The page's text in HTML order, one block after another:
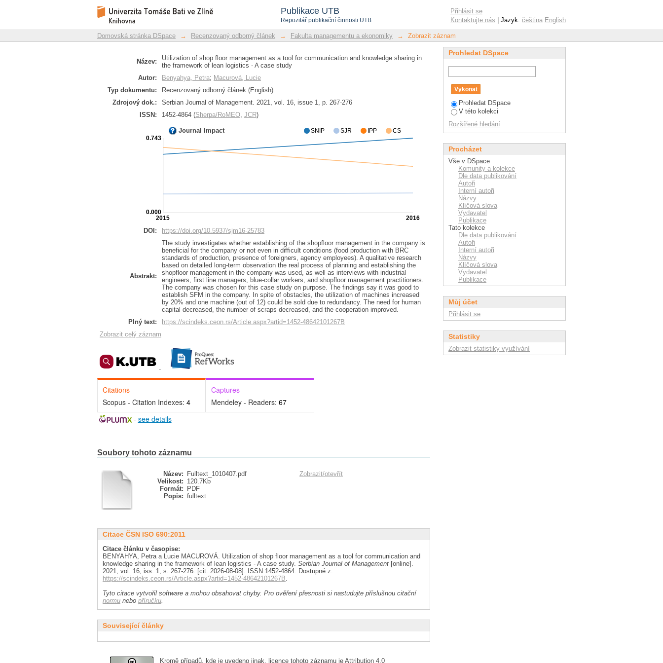
Publikace UTB
Repozitář publikační činnosti UTB
Utilization of shop floor management as a tool for communication and knowledge
sharing in the framework of lean logistics - A case study
Repozitář DSpace/Manakin
Přihlásit se
Kontaktujte nás | Jazyk: čeština English
Domovská stránka DSpace → Recenzovaný odborný článek → Fakulta managementu a ekonomiky → Zobrazit záznam
Název:
Utilization of shop floor management as a tool for communication and knowledge sharing in
the framework of lean logistics - A case study
Autor:
Benyahya, Petra; Macurová, Lucie
Typ dokumentu:
Recenzovaný odborný článek (English)
Zdrojový dok.:
Serbian Journal of Management. 2021, vol. 16, issue 1, p. 267-276
ISSN:
1452-4864 (Sherpa/RoMEO, JCR)
Journal Impact
2015 2016
0.000
0.743
SNIP SJR IPP CS
DOI: https://doi.org/10.5937/sjm16-25783
Abstrakt:
The study investigates whether establishing of the shopfloor management in the company is
beneficial for the company or not even in difficult conditions (food production with BRC
standards of production, presence of foreigners, agency employees). A qualitative research
based on detailed long-term observation the real process of planning and establishing the
shopfloor management in the company was used, as well as interviews with industrial
engineers, first line managers, blue-collar workers, and shopfloor management practitioners.
The company was chosen for this case study on purpose. The findings say it was good to
establish SFM in the company. In spite of obstacles, the utilization of machines increased
by 20% and one machine (out of 12) could be sold due to redundancy. The need for human
capital decreased, the number of scraps decreased, and the cooperation improved.
Plný text:
https://scindeks.ceon.rs/Article.aspx?artid=1452-48642101267B
Zobrazit celý záznam
Citations
Scopus - Citation Indexes: 4
Captures
Mendeley - Readers: 67
- see details
Soubory tohoto záznamu
Název:
Fulltext_1010407.pdf
Velikost: 120.7Kb
Formát:
PDF
Popis: fulltext
Zobrazit/otevřít
Citace ČSN ISO 690:2011
Citace článku v časopise:
BENYAHYA, Petra a Lucie MACUROVÁ. Utilization of shop floor management as a tool for communication and
knowledge sharing in the framework of lean logistics - A case study. Serbian Journal of Management [online].
2021, vol. 16, iss. 1, s. 267-276. [cit. 2026-08-08]. ISSN 1452-4864. Dostupné z:
https://scindeks.ceon.rs/Article.aspx?artid=1452-48642101267B.
Tyto citace vytvořil software a mohou obsahovat chyby. Pro ověření přesnosti si nastudujte příslušnou citační
normu nebo příručku.
Související články
Kromě případů, kde je uvedeno jinak, licence tohoto záznamu je Attribution 4.0
Prohledat DSpace
Prohledat DSpace
V této kolekci
Rozšířené hledání
Procházet
Vše v DSpace
Komunity a kolekce
Dle data publikování
Autoři
Interní autoři
Názvy
Klíčová slova
Vydavatel
Publikace
Tato kolekce
Dle data publikování
Autoři
Interní autoři
Názvy
Klíčová slova
Vydavatel
Publikace
Můj účet
Přihlásit se
Statistiky
Zobrazit statistiky využívání